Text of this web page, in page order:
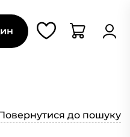
до пошуку